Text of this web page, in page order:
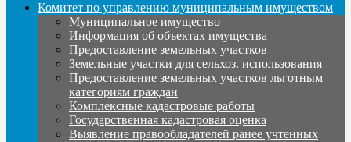
Комитет по управлению муниципальным имуществом
Муниципальное имущество
Информация об объектах имущества
Предоставление земельных участков
Земельные участки для сельхоз. использования
Предоставление земельных участков льготным
категориям граждан
Комплексные кадастровые работы
Государственная кадастровая оценка
Выявление правообладателей ранее учтенных